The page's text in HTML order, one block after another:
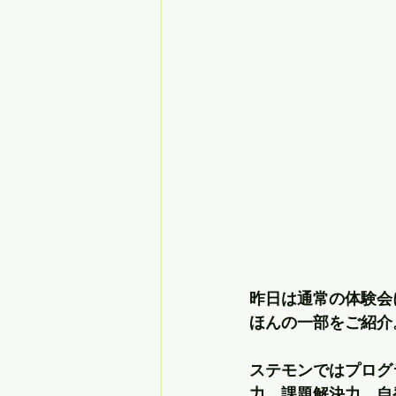
昨日は通常の体験
ほんの一部をご紹
ステモンではプロ